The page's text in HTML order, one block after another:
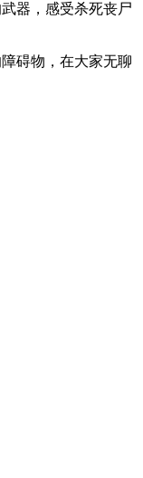
器，感受杀死丧尸
碍物，在大家无聊